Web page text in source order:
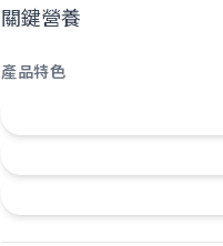
關鍵營養
產品特色